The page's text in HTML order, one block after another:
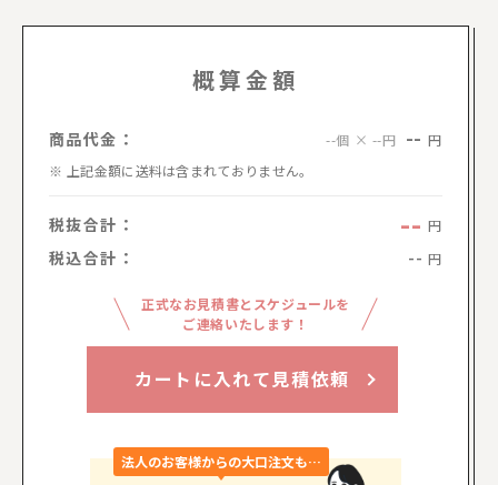
概算金額
商品代金： --個 × --円 -- 円
上記金額に送料は含まれておりません。
税抜合計： -- 円
税込合計： -- 円
正式なお見積書とスケジュールを
ご連絡いたします！
カートに入れて見積依頼
法人のお客様からの大口注文も…